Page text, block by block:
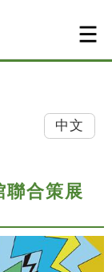
中文
聯合策展